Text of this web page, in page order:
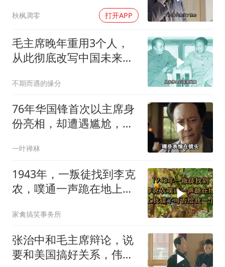
秋枫凋零 打开APP
毛主席晚年重用3个人，
从此彻底改写中国未来命
不期而遇的缘分
76年华国锋首次以主席身
份亮相，却遭遇尴尬，杜
一叶禅林
1943年，一叛徒找到李克
农，噗通一声跪在地上我
家禽搞笑事务所
张治中和毛主席辩论，说
要和美国搞好关系，伟人